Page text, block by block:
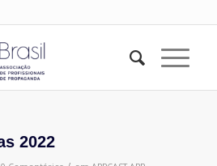
2022